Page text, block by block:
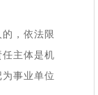
，依法限
主体是机
事业单位